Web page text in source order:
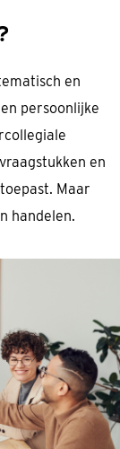
en
persoonlijke
en
Maar
handelen.